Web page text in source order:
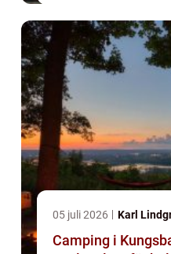
05 juli 2026 Karl
Camping i